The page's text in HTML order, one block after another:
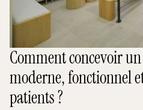
Comment concevoir
moderne, fonctionnel
patients ?